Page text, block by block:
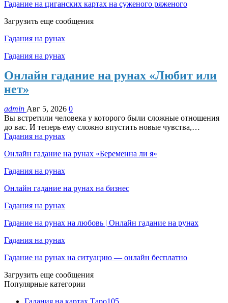
Гадание на циганских картах на суженого ряженого
Загрузить еще сообщения
Гадания на рунах
Гадания на рунах
Онлайн гадание на рунах «Любит или
нет»
admin Авг 5, 2026 0
Вы встретили человека у которого были сложные отношения
до вас. И теперь ему сложно впустить новые чувства,…
Гадания на рунах
Онлайн гадание на рунах «Беременна ли я»
Гадания на рунах
Онлайн гадание на рунах на бизнес
Гадания на рунах
Гадание на рунах на любовь | Онлайн гадание на рунах
Гадания на рунах
Гадание на рунах на ситуацию — онлайн бесплатно
Загрузить еще сообщения
Популярные категории
Гадания на картах Таро105